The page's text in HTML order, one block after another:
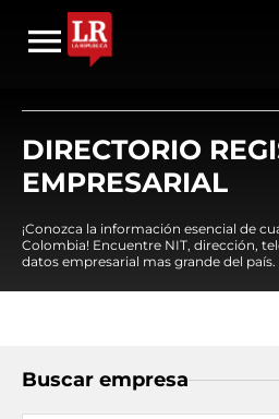
DIRECTORIO
EMPRESARIAL
¡Conozca la información esencial de
Colombia! Encuentre NIT, dirección,
datos empresarial mas grande del país.
Buscar empresa